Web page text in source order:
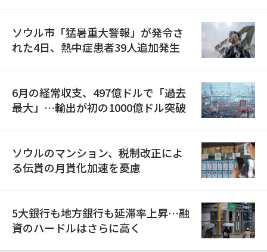
ソウル市「猛暑重大警報」が発令さ
れた4日、熱中症患者39人追加発生
6月の経常収支、497億ドルで「過去
最大」…輸出が初の1000億ドル突破
ソウルのマンション、税制改正によ
る伝貰の月貰化加速を憂慮
5大銀行も地方銀行も延滞率上昇…融
資のハードルはさらに高く